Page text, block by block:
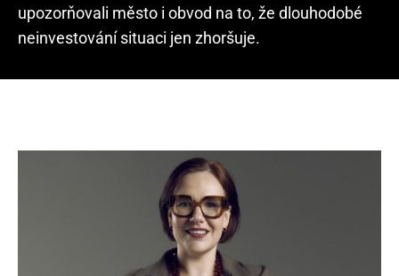
upozorňovali město i obvod na to, že dlouhodobé
neinvestování situaci jen zhoršuje.